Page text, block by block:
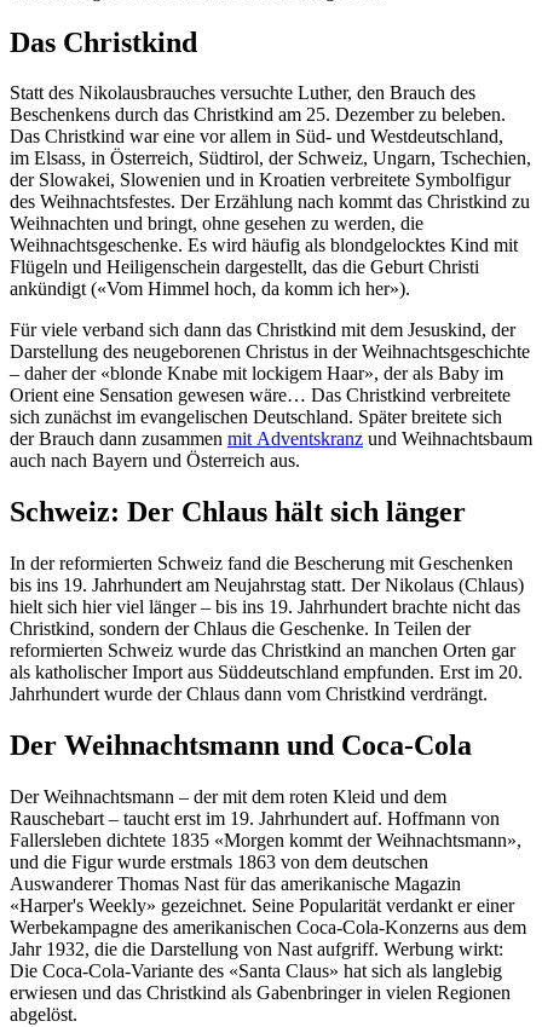
Das Christkind
Statt des Nikolausbrauches versuchte Luther, den Brauch des
Beschenkens durch das Christkind am 25. Dezember zu beleben.
Das Christkind war eine vor allem in Süd- und Westdeutschland,
im Elsass, in Österreich, Südtirol, der Schweiz, Ungarn, Tschechien,
der Slowakei, Slowenien und in Kroatien verbreitete Symbolfigur
des Weihnachtsfestes. Der Erzählung nach kommt das Christkind zu
Weihnachten und bringt, ohne gesehen zu werden, die
Weihnachtsgeschenke. Es wird häufig als blondgelocktes Kind mit
Flügeln und Heiligenschein dargestellt, das die Geburt Christi
ankündigt («Vom Himmel hoch, da komm ich her»).
Für viele verband sich dann das Christkind mit dem Jesuskind, der
Darstellung des neugeborenen Christus in der Weihnachtsgeschichte
– daher der «blonde Knabe mit lockigem Haar», der als Baby im
Orient eine Sensation gewesen wäre… Das Christkind verbreitete
sich zunächst im evangelischen Deutschland. Später breitete sich
der Brauch dann zusammen mit Adventskranz und Weihnachtsbaum
auch nach Bayern und Österreich aus.
Schweiz: Der Chlaus hält sich länger
In der reformierten Schweiz fand die Bescherung mit Geschenken
bis ins 19. Jahrhundert am Neujahrstag statt. Der Nikolaus (Chlaus)
hielt sich hier viel länger – bis ins 19. Jahrhundert brachte nicht das
Christkind, sondern der Chlaus die Geschenke. In Teilen der
reformierten Schweiz wurde das Christkind an manchen Orten gar
als katholischer Import aus Süddeutschland empfunden. Erst im 20.
Jahrhundert wurde der Chlaus dann vom Christkind verdrängt.
Der Weihnachtsmann und Coca-Cola
Der Weihnachtsmann – der mit dem roten Kleid und dem
Rauschebart – taucht erst im 19. Jahrhundert auf. Hoffmann von
Fallersleben dichtete 1835 «Morgen kommt der Weihnachtsmann»,
und die Figur wurde erstmals 1863 von dem deutschen
Auswanderer Thomas Nast für das amerikanische Magazin
«Harper's Weekly» gezeichnet. Seine Popularität verdankt er einer
Werbekampagne des amerikanischen Coca-Cola-Konzerns aus dem
Jahr 1932, die die Darstellung von Nast aufgriff. Werbung wirkt:
Die Coca-Cola-Variante des «Santa Claus» hat sich als langlebig
erwiesen und das Christkind als Gabenbringer in vielen Regionen
abgelöst.